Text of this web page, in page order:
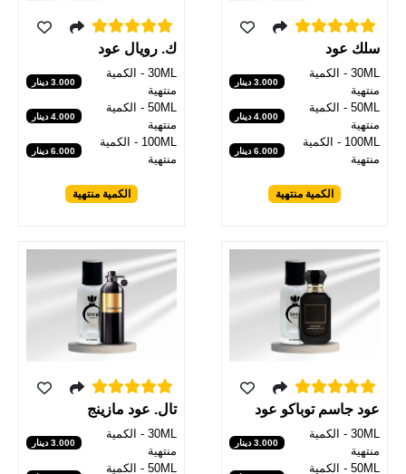
سلك عود
30ML - الكمية
منتهية
3.000 دينار
50ML - الكمية
منتهية
4.000 دينار
100ML - الكمية
منتهية
6.000 دينار
الكمية منتهية
ك. رويال عود
30ML - الكمية
منتهية
3.000 دينار
50ML - الكمية
منتهية
4.000 دينار
100ML - الكمية
منتهية
6.000 دينار
الكمية منتهية
عود جاسم توباكو عود
30ML - الكمية
منتهية
3.000 دينار
50ML - الكمية
تال. عود مازينج
30ML - الكمية
منتهية
3.000 دينار
50ML - الكمية